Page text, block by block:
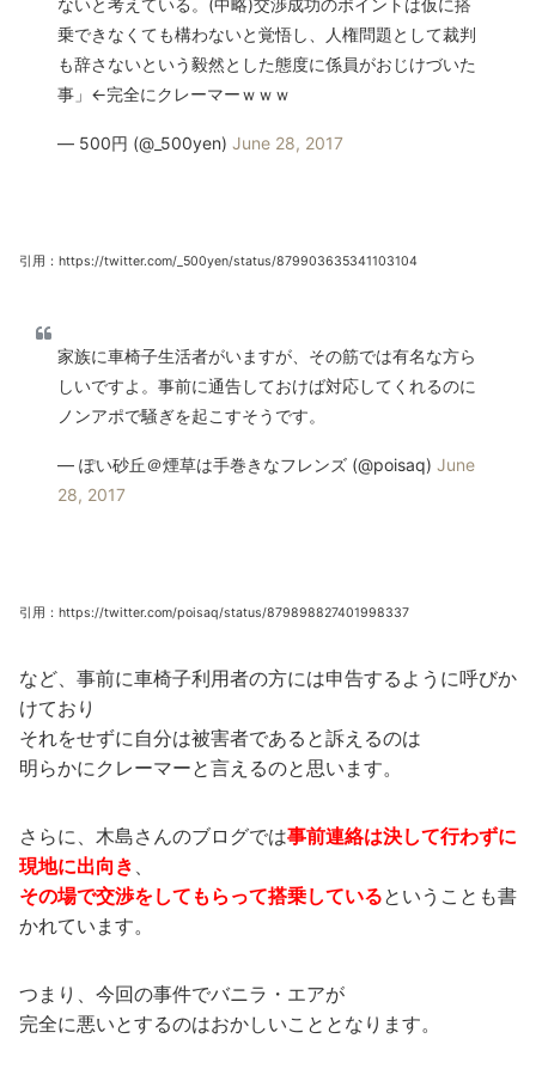
乗できなくても構わないと覚悟し、人権問題として裁判
も辞さないという毅然とした態度に係員がおじけづいた
事」←完全にクレーマーｗｗｗ
— 500円 (@_500yen) June 28, 2017
引用：https://twitter.com/_500yen/status/879903635341103104
家族に車椅子生活者がいますが、その筋では有名な方ら
しいですよ。事前に通告しておけば対応してくれるのに
ノンアポで騒ぎを起こすそうです。
— ぽい砂丘＠煙草は手巻きなフレンズ (@poisaq) June
28, 2017
引用：https://twitter.com/poisaq/status/879898827401998337
など、事前に車椅子利用者の方には申告するように呼びか
けており
それをせずに自分は被害者であると訴えるのは
明らかにクレーマーと言えるのと思います。
さらに、木島さんのブログでは事前連絡は決して行わずに
現地に出向き
その場で交渉をしてもらって搭乗しているということも書
かれています。
つまり、今回の事件でバニラ・エアが
完全に悪いとするのはおかしいこととなります。